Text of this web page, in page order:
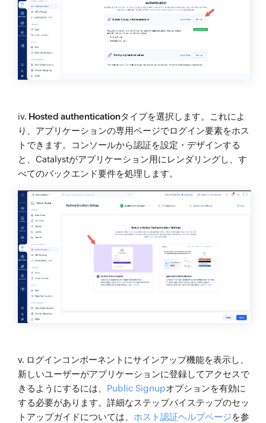
iv. Hosted authenticationタイプを選択します。これによ
り、アプリケーションの専用ページでログイン要素をホス
トできます。コンソールから認証を設定・デザインする
と、Catalystがアプリケーション用にレンダリングし、す
べてのバックエンド要件を処理します。
v. ログインコンポーネントにサインアップ機能を表示し、
新しいユーザーがアプリケーションに登録してアクセスで
きるようにするには、 Public Signupオプションを有効に
する必要があります。詳細なステップバイステップのセッ
トアップガイドについては、 ホスト認証ヘルプページを参